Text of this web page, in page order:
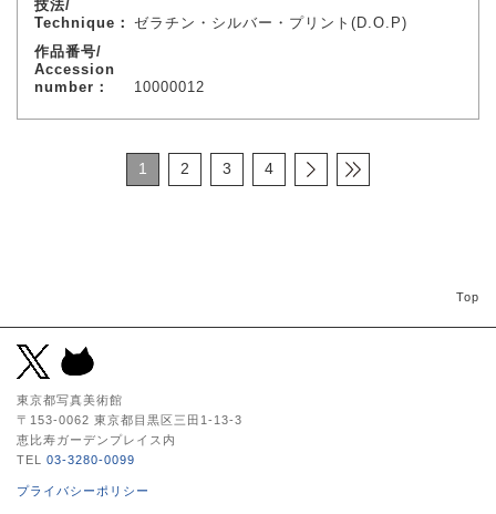
技法/
Technique： ゼラチン・シルバー・プリント(D.O.P)
作品番号/
Accession
number：
10000012
1 2 3 4
Top
東京都写真美術館
〒153-0062 東京都目黒区三田1-13-3
恵比寿ガーデンプレイス内
TEL 03-3280-0099
プライバシーポリシー